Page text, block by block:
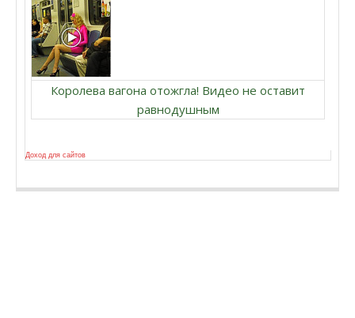
Королева вагона отожгла! Видео не оставит
равнодушным
Доход для сайтов